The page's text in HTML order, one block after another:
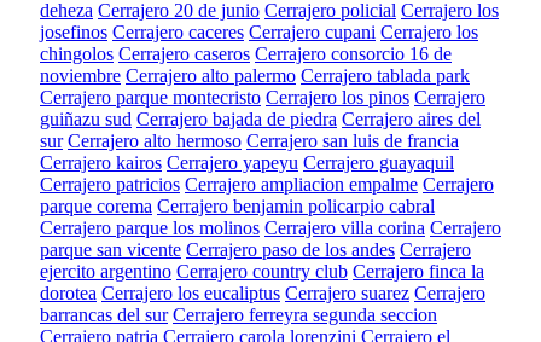
deheza Cerrajero 20 de junio Cerrajero policial Cerrajero los
josefinos Cerrajero caceres Cerrajero cupani Cerrajero los
chingolos Cerrajero caseros Cerrajero consorcio 16 de
noviembre Cerrajero alto palermo Cerrajero tablada park
Cerrajero parque montecristo Cerrajero los pinos Cerrajero
guiñazu sud Cerrajero bajada de piedra Cerrajero aires del
sur Cerrajero alto hermoso Cerrajero san luis de francia
Cerrajero kairos Cerrajero yapeyu Cerrajero guayaquil
Cerrajero patricios Cerrajero ampliacion empalme Cerrajero
parque corema Cerrajero benjamin policarpio cabral
Cerrajero parque los molinos Cerrajero villa corina Cerrajero
parque san vicente Cerrajero paso de los andes Cerrajero
ejercito argentino Cerrajero country club Cerrajero finca la
dorotea Cerrajero los eucaliptus Cerrajero suarez Cerrajero
barrancas del sur Cerrajero ferreyra segunda seccion
Cerrajero patria Cerrajero carola lorenzini Cerrajero el